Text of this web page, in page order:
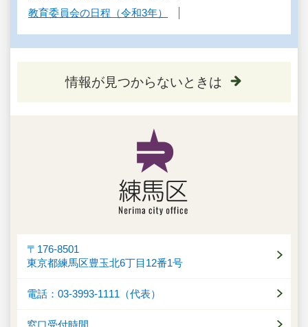
教育委員会の日程（令和3年）
情報が見つからないときは
〒176-8501
東京都練馬区豊玉北6丁目12番1号
電話：03-3993-1111（代表）
窓口受付時間